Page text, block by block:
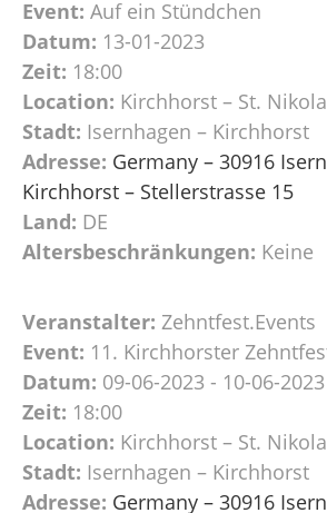
Event: Auf ein Stündchen
Datum: 13-01-2023
Zeit: 18:00
Location: Kirchhorst – St.
Stadt: Isernhagen – Kirchhorst
Adresse: Germany – 30916
Kirchhorst – Stellerstrasse 15
Land: DE
Altersbeschränkungen: Keine
Veranstalter: Zehntfest.Events
Event: 11. Kirchhorster
Datum: 09-06-2023 - 10-06-2023
Zeit: 18:00
Location: Kirchhorst – St.
Stadt: Isernhagen – Kirchhorst
Adresse: Germany – 30916